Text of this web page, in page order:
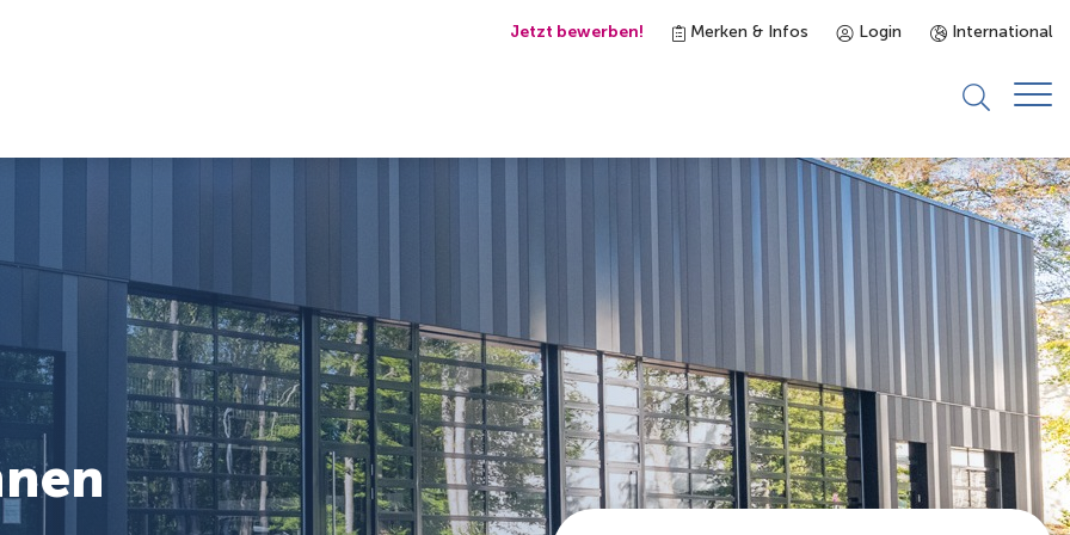
Jetzt bewerben! Merken & Infos Login International